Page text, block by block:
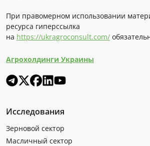
При правомерном использовании
ресурса гиперссылка
на https://ukragroconsult.com/
Агрохолдинги Украины
Исследования
Зерновой сектор
Масличный сектор